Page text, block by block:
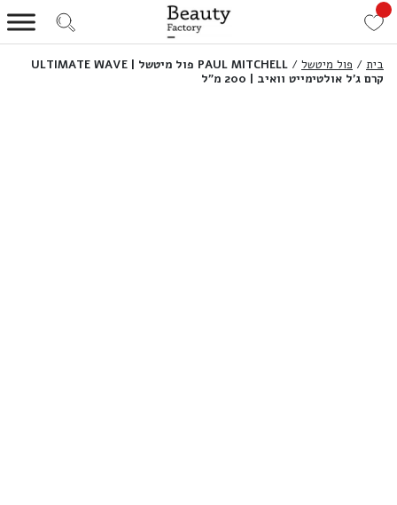
בית / פול מיטשל /
PAUL MITCHELL פול מיטשל | ULTIMATE WAVE
קרם ג’ל אולטימייט וואיב | 200 מ”ל